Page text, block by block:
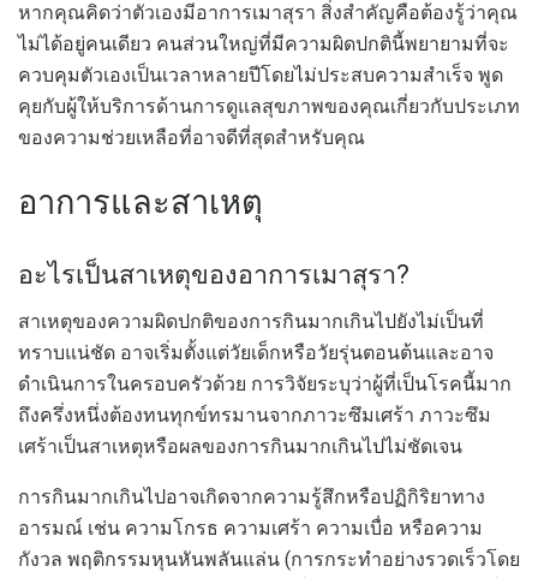
หากคุณคิดว่าตัวเองมีอาการเมาสุรา สิ่งสำคัญคือต้องรู้ว่าคุณ
ไม่ได้อยู่คนเดียว คนส่วนใหญ่ที่มีความผิดปกตินี้พยายามที่จะ
ควบคุมตัวเองเป็นเวลาหลายปีโดยไม่ประสบความสำเร็จ พูด
คุยกับผู้ให้บริการด้านการดูแลสุขภาพของคุณเกี่ยวกับประเภท
ของความช่วยเหลือที่อาจดีที่สุดสำหรับคุณ
อาการและสาเหตุ
อะไรเป็นสาเหตุของอาการเมาสุรา?
สาเหตุของความผิดปกติของการกินมากเกินไปยังไม่เป็นที่
ทราบแน่ชัด อาจเริ่มตั้งแต่วัยเด็กหรือวัยรุ่นตอนต้นและอาจ
ดำเนินการในครอบครัวด้วย การวิจัยระบุว่าผู้ที่เป็นโรคนี้มาก
ถึงครึ่งหนึ่งต้องทนทุกข์ทรมานจากภาวะซึมเศร้า ภาวะซึม
เศร้าเป็นสาเหตุหรือผลของการกินมากเกินไปไม่ชัดเจน
การกินมากเกินไปอาจเกิดจากความรู้สึกหรือปฏิกิริยาทาง
อารมณ์ เช่น ความโกรธ ความเศร้า ความเบื่อ หรือความ
กังวล พฤติกรรมหุนหันพลันแล่น (การกระทำอย่างรวดเร็วโดย